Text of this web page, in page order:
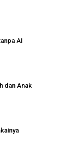
AI
dan Anak